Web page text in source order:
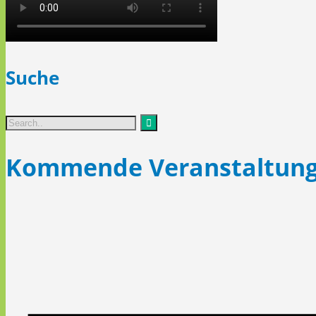
Suche
Kommende